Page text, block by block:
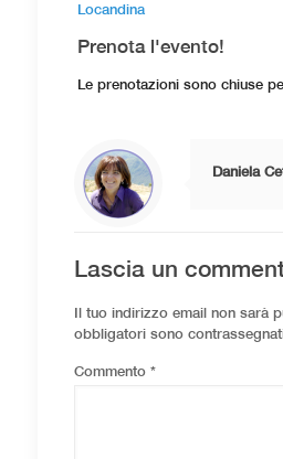
Locandina
Prenota l'evento!
Le prenotazioni sono chiuse
Daniela
Lascia un
Il tuo indirizzo email non sarà
obbligatori sono
Commento *